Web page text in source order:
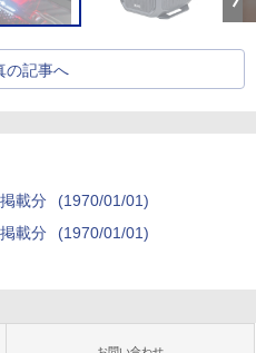
の記事へ
載分
(1970/01/01)
載分
(1970/01/01)